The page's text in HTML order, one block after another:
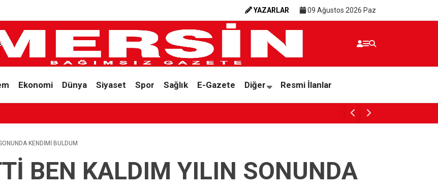
YAZARLAR 09 Ağustos 2026 Paz
Ekonomi Dünya Siyaset Spor Sağlık E-Gazete Diğer Resmi İlanlar
ÇOCUK İŞÇİLİĞİYLE MÜCADELEDE
KENDİMİ BULDUM
BEN KALDIM YILIN SONUNDA